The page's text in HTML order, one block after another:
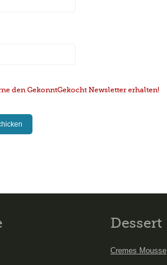
den GekonntGekocht Newsletter erhalten!
Dessert
Cremes Mousse